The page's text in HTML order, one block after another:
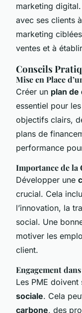
marketing
avec ses clients
marketing
ventes et à
Conseils
Mise en Place
Créer un plan
essentiel pour
objectifs clairs,
plans de
performance
Importance de la
Développer une
crucial. Cela
l’innovation, la
social. Une
motiver les
client.
Engagement
Les PME doivent
sociale. Cela
carbone, des